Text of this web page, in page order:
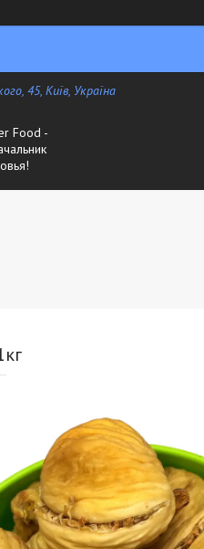
45, Київ, Україна
Food -